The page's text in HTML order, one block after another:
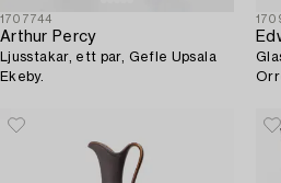
1707744
Arthur Percy
Ljusstakar, ett par, Gefle Upsala
Ekeby.